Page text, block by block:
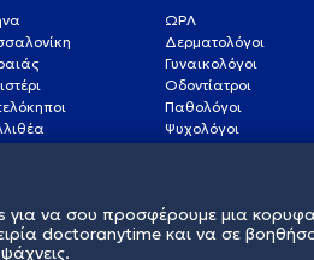
Σμύρνη
ΩΡΛ
Δερματολόγοι
Γυναικολόγοι
Οδοντίατροι
Παθολόγοι
Ψυχολόγοι
Οφθαλμίατροι
Καρδιολόγοι
για να σου προσφέρουμε μια
doctoranytime και να σε